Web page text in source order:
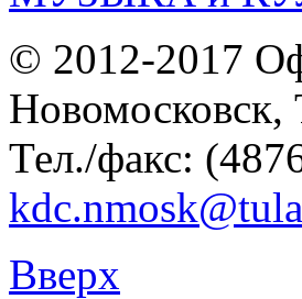
© 2012-2017
Новомосковск,
Тел./факс:
Вверх